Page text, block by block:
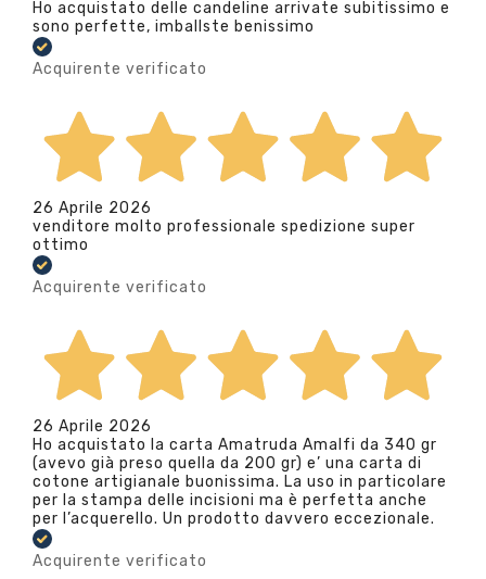
Ho acquistato delle candeline arrivate subitissimo e
sono perfette, imballste benissimo
Acquirente verificato
26 Aprile 2026
venditore molto professionale spedizione super
ottimo
Acquirente verificato
26 Aprile 2026
Ho acquistato la carta Amatruda Amalfi da 340 gr
(avevo già preso quella da 200 gr) e’ una carta di
cotone artigianale buonissima. La uso in particolare
per la stampa delle incisioni ma è perfetta anche
per l’acquerello. Un prodotto davvero eccezionale.
Acquirente verificato